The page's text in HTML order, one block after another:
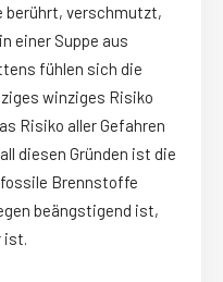
berührt, verschmutzt,
einer Suppe aus
fühlen sich die
winziges Risiko
Risiko aller Gefahren
diesen Gründen ist die
Brennstoffe
beängstigend ist,
ist.